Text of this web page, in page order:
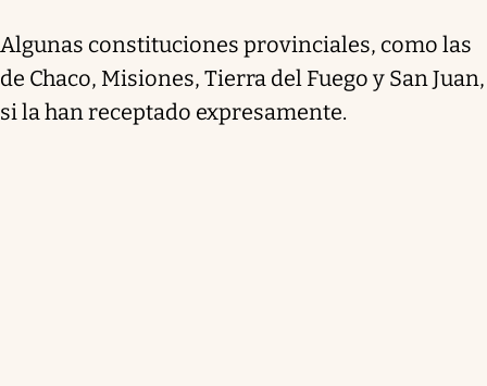
Algunas constituciones provinciales, como las
de Chaco, Misiones, Tierra del Fuego y San Juan,
si la han receptado expresamente.